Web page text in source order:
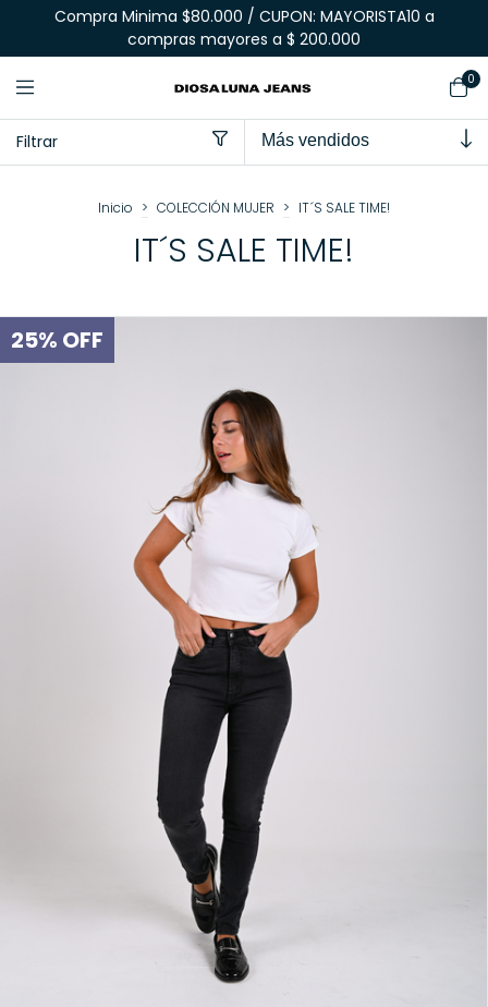
Compra Minima $80.000 / CUPON: MAYORISTA10 a
compras mayores a $ 200.000
0
Filtrar
Inicio > COLECCIÓN MUJER > IT´S SALE TIME!
IT´S SALE TIME!
25% OFF